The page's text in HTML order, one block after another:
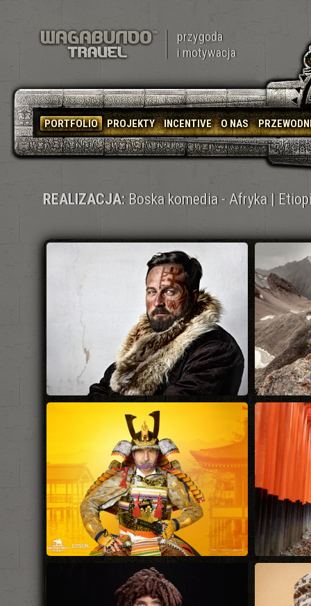
przygoda
i motywacja
PORTFOLIO PROJEKTY INCENTIVE O NAS
REALIZACJA: Boska komedia - Afryka |